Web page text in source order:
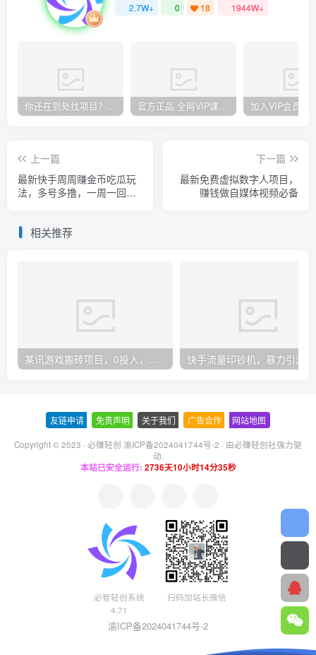
2.7W+ 0 18 1944W+
你还在到处找项目？还在当韭菜？我却靠卖项目一个月赚5万，曾经我也和你一样懵懂。 官方正品 全网VIP课程 无损下载~
上一篇
最新快手周周赚金币吃瓜玩
法，多号多撸，一周一回单
下一篇
最新免费虚拟数字人项目，
赚钱做自媒体视频必备
相关推荐
某讯游戏搬砖项目，0投入，可以挂机，轻松上手,月入3000+上不封顶
友链申请 免责声明 关于我们 广告合作 网站地图
Copyright © 2023 · 必赚轻创 渝ICP备2024041744号-2 · 由必赚轻创社强力驱
动.
本站已安全运行: 2736天10小时14分36秒
必智轻创系统
4.71
扫码加站长微信
渝ICP备2024041744号-2